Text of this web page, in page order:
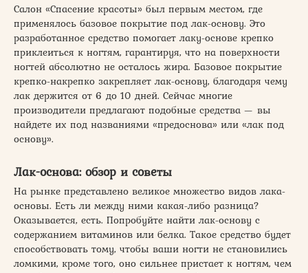
Салон «Спасение красоты» был первым местом, где
применялось базовое покрытие под лак-основу. Это
разработанное средство помогает лаку-основе крепко
приклеиться к ногтям, гарантируя, что на поверхности
ногтей абсолютно не осталось жира. Базовое покрытие
крепко-накрепко закрепляет лак-основу, благодаря чему
лак держится от 6 до 10 дней. Сейчас многие
производители предлагают подобные средства — вы
найдете их под названиями «предоснова» или «лак под
основу».
Лак-основа: обзор и советы
На рынке представлено великое множество видов лака-
основы. Есть ли между ними какая-либо разница?
Оказывается, есть. Попробуйте найти лак-основу с
содержанием витаминов или белка. Такое средство будет
способствовать тому, чтобы ваши ногти не становились
ломкими, кроме того, оно сильнее пристает к ногтям, чем